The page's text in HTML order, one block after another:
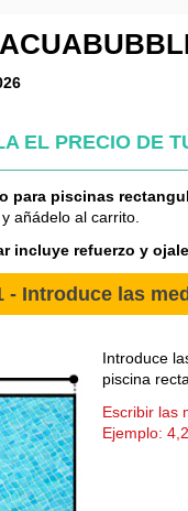
EL PRECIO DE
para piscinas
añádelo al carrito.
incluye refuerzo y
- Introduce las
Introduce
piscina
Escribir las
Ejemplo: